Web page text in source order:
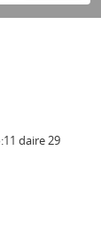
daire 29